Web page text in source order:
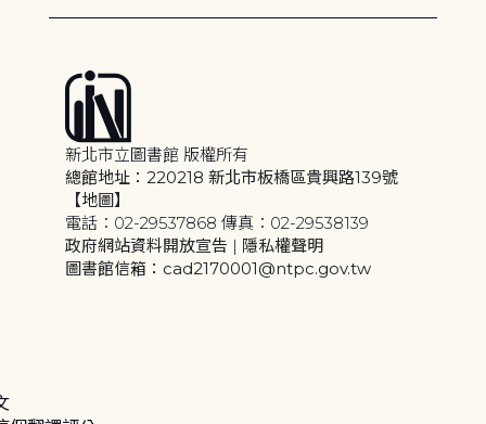
新北市立圖書館 版權所有
總館地址：220218 新北市板橋區貴興路139號
【地圖】
電話：02-29537868 傳真：02-29538139
政府網站資料開放宣告 | 隱私權聲明
圖書館信箱：cad2170001@ntpc.gov.tw